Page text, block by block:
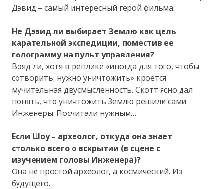
Дэвид – самый интересный герой фильма.
Не Дэвид ли выбирает Землю как цель
карательной экспедиции, поместив ее
голограмму на пульт управления?
Вряд ли, хотя в реплике «иногда для того, чтобы
сотворить, нужно уничтожить» кроется
мучительная двусмысленность. Скотт ясно дал
понять, что уничтожить Землю решили сами
Инженеры. Посчитали нужным…
Если Шоу – археолог, откуда она знает
столько всего о вскрытии (в сцене с
изучением головы Инженера)?
Она не простой археолог, а космический. Из
будущего.